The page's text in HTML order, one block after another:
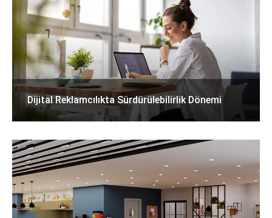
Dijital Reklamcılıkta Sürdürülebilirlik Dönemi